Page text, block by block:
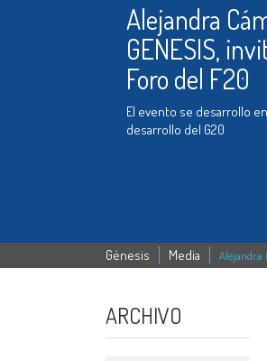
Alejandra
GENESIS,
Foro del F20
El evento se desarrollo
desarrollo del G20
Génesis Media Alejandra
ARCHIVO